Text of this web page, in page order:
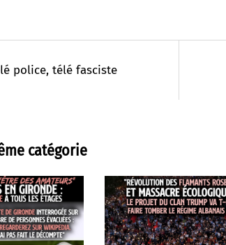
police, télé fasciste
catégorie